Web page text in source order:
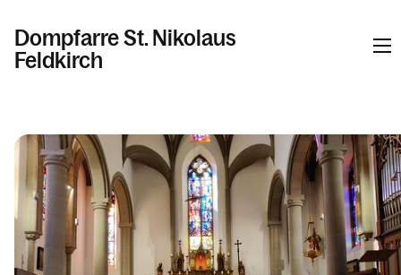
Dompfarre St. Nikolaus
Feldkirch
Kalender
Personen